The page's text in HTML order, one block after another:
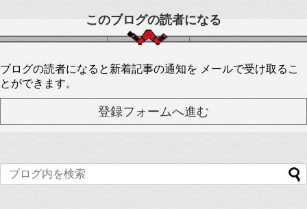
このブログの読者になる
ブログの読者になると新着記事の通知を メールで受け取るこ
とができます。